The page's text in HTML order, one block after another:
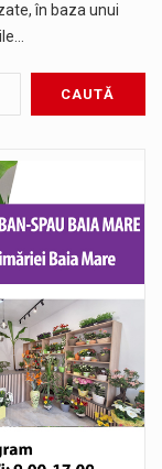
în baza unui